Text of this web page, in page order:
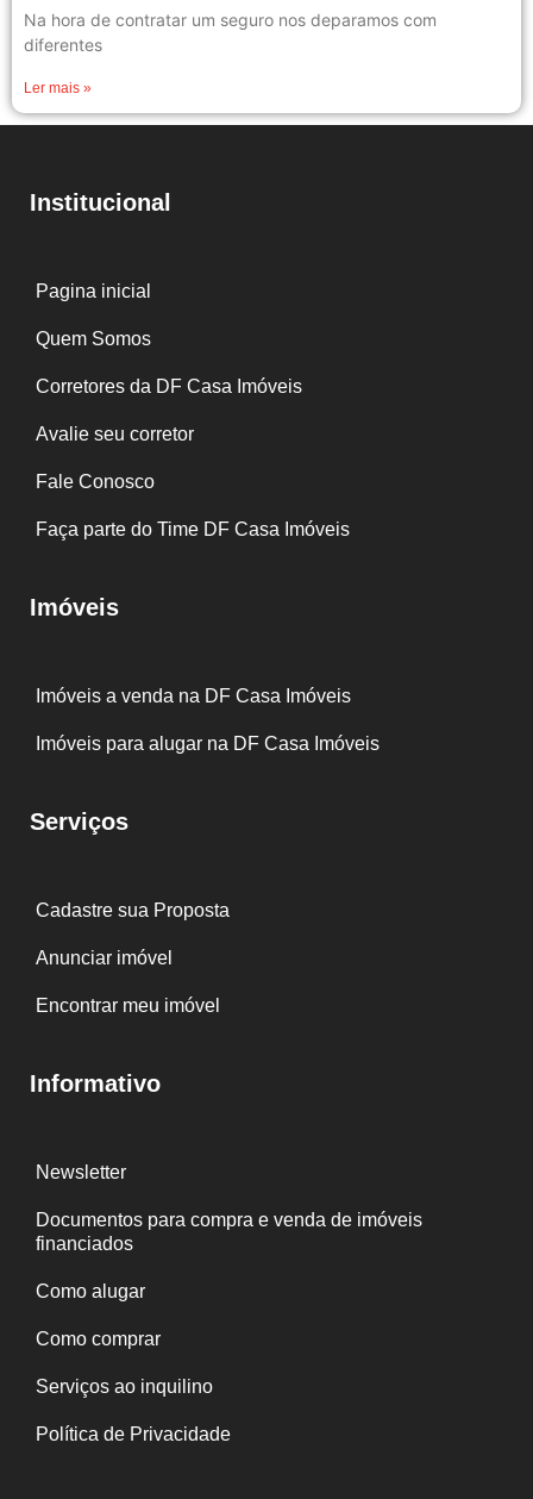
Na hora de contratar um seguro nos deparamos com
diferentes
Ler mais »
Institucional
Pagina inicial
Quem Somos
Corretores da DF Casa Imóveis
Avalie seu corretor
Fale Conosco
Faça parte do Time DF Casa Imóveis
Imóveis
Imóveis a venda na DF Casa Imóveis
Imóveis para alugar na DF Casa Imóveis
Serviços
Cadastre sua Proposta
Anunciar imóvel
Encontrar meu imóvel
Informativo
Newsletter
Documentos para compra e venda de imóveis
financiados
Como alugar
Como comprar
Serviços ao inquilino
Política de Privacidade